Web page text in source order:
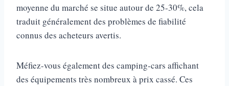
moyenne du marché se situe autour de 25-30%, cela
traduit généralement des problèmes de fiabilité
connus des acheteurs avertis.
Méfiez-vous également des camping-cars affichant
des équipements très nombreux à prix cassé. Ces